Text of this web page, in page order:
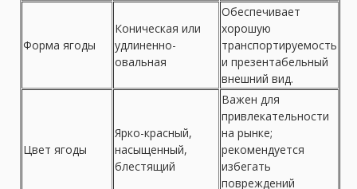
Форма ягоды
Коническая или
удлиненно-
овальная
Обеспечивает
хорошую
транспортируемость
и презентабельный
внешний вид.
Цвет ягоды
Ярко-красный,
насыщенный,
блестящий
Важен для
привлекательности
на рынке;
рекомендуется
избегать
повреждений